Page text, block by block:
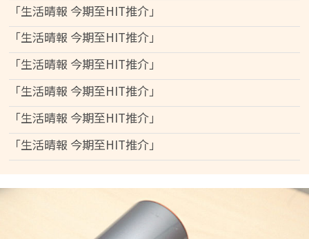
「生活晴報 今期至HIT推介」
「生活晴報 今期至HIT推介」
「生活晴報 今期至HIT推介」
「生活晴報 今期至HIT推介」
「生活晴報 今期至HIT推介」
「生活晴報 今期至HIT推介」